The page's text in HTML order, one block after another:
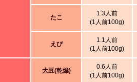
たこ
1.3人前
(1人前100g)
えび
1.1人前
(1人前100g)
大豆(乾燥)
0.6人前
(1人前100g)